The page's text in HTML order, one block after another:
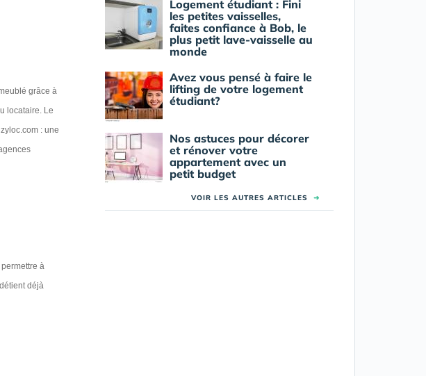
grâce à
locataire. Le
: une
à
déjà
Logement étudiant : Fini
les petites vaisselles,
faites confiance à Bob, le
plus petit lave-vaisselle au
monde
Avez vous pensé à faire le
lifting de votre logement
étudiant?
Nos astuces pour décorer
et rénover votre
appartement avec un
petit budget
VOIR LES AUTRES ARTICLES ➜